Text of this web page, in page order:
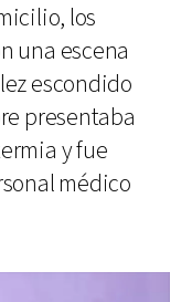
los
una escena
escondido
presentaba
y fue
médico